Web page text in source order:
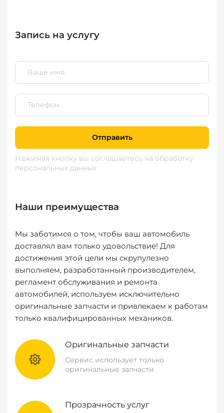
Запись на услугу
Отправить
Нажимая кнопку вы соглашаетесь на обработку
персональных данных
Наши преимущества
Мы заботимся о том, чтобы ваш автомобиль
доставлял вам только удовольствие! Для
достижения этой цели мы скрупулезно
выполняем, разработанный производителем,
регламент обслуживания и ремонта
автомобилей, используем исключительно
оригинальные запчасти и привлекаем к работам
только квалифицированных механиков.
Оригинальные запчасти
Сервис использует только
оригинальные запчасти
Прозрачность услуг